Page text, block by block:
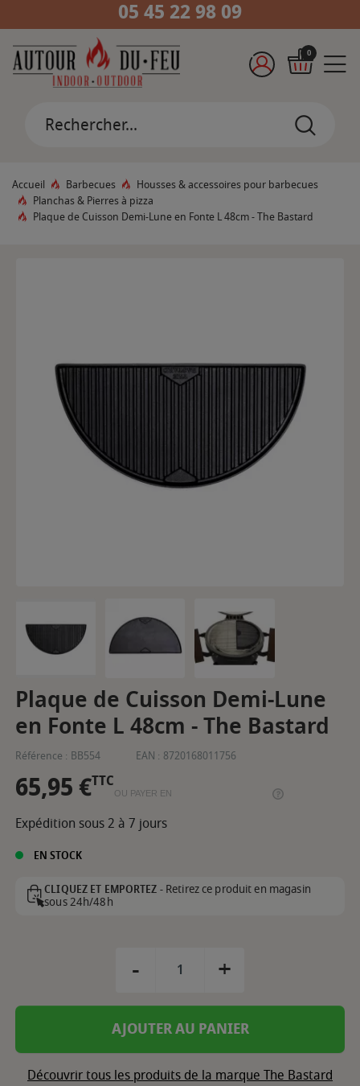
05 45 22 98 09
0
Accueil Barbecues
Housses & accessoires pour barbecues
Planchas & Pierres à pizza
Plaque de Cuisson Demi-Lune en Fonte L 48cm - The Bastard
Plaque de Cuisson Demi-Lune
en Fonte L 48cm - The Bastard
Référence : BB554 EAN : 8720168011756
65,95 €TTC
OU PAYER EN
Expédition sous 2 à 7 jours
EN STOCK
CLIQUEZ ET EMPORTEZ -Retirez ce produit en magasin
sous 24h/48h
- +
AJOUTER AU PANIER
Découvrir tous les produits de la marque The Bastard